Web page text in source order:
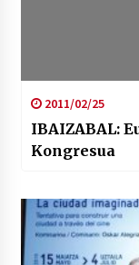
2011/02/25
IBAIZABAL:
Kongresua